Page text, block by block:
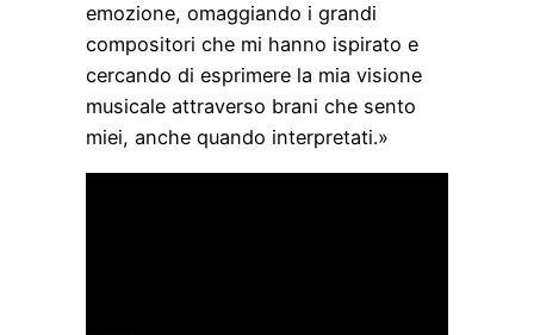
emozione, omaggiando i grandi
compositori che mi hanno ispirato e
cercando di esprimere la mia visione
musicale attraverso brani che sento
miei, anche quando interpretati.»